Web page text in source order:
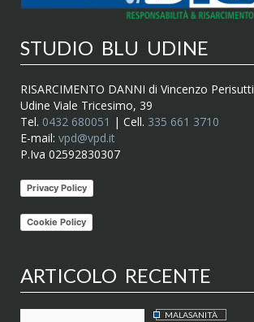
STUDIO BLU UDINE
RISARCIMENTO DANNI di Vincenzo Perisutti
Udine Viale Tricesimo, 39
Tel. 0432 680051 | Cell. 335 661 3710
E-mail: vpd@vpd.it
P.Iva 02592830307
Privacy Policy
Cookie Policy
ARTICOLO RECENTE
MALASANITÀ